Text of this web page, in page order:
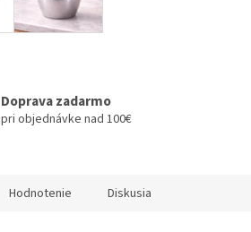
Doprava zadarmo
pri objednávke nad 100€
Hodnotenie Diskusia